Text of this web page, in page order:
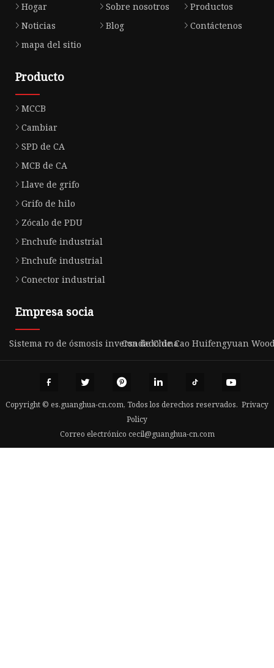
Hogar Sobre nosotros
Productos
Noticias
Blog
Contáctenos
mapa del sitio
Producto
MCCB
Cambiar
SPD de CA
MCB de CA
Llave de grifo
Grifo de hilo
Zócalo de PDU
Enchufe industrial
Enchufe industrial
Conector industrial
Empresa socia
Sistema ro de ósmosis inversa de ChinaCondado de Cao Huifengyuan
Copyright © es.guanghua-cn.com, Todos los derechos reservados. Privacy
Policy
Correo electrónico cecil@guanghua-cn.com